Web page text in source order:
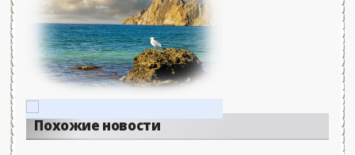
Похожие новости